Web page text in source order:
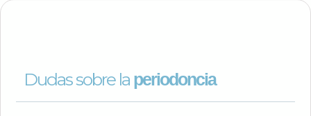
Dudas sobre la periodoncia